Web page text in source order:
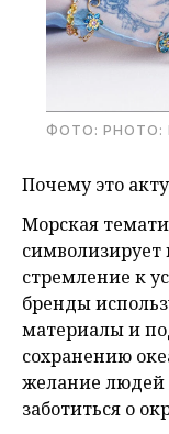
ФОТО: PHOTO:
Почему это
Морская
символизирует
стремление к
бренды
материалы и
сохранению
желание людей
заботиться о